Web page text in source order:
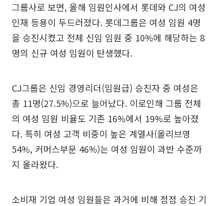
그룹사로 보면, 올해 임원인사에서 롯데와 CJ의 여성
인재 등용이 두드러졌다. 롯데그룹은 여성 임원 4명
을 승진시켰고 전체 신임 임원 중 10%에 해당하는 8
명의 신규 여성 임원이 탄생했다.
CJ그룹은 신임 경영리더(임원급) 승진자 중 여성은
총 11명(27.5%)으로 늘어났다. 이로인해 그룹 전체
의 여성 임원 비율도 기존 16%에서 19%로 높아졌
다. 특히 여성 고객 비중이 높은 계열사(올리브영
54%, 커머스부문 46%)는 여성 임원이 과반 수준까
지 올라왔다.
소비재 기업 여성 임원들은 과거에 비해 점점 승진 기